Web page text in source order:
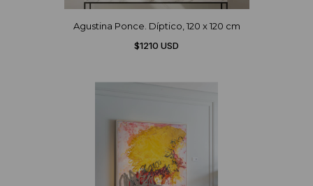
Agustina Ponce. Díptico, 120 x 120 cm
$1210 USD